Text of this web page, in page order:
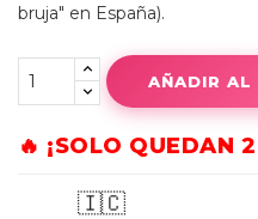
bruja" en España).
AÑADIR AL
🔥 ¡SOLO QUEDAN
🇮🇨